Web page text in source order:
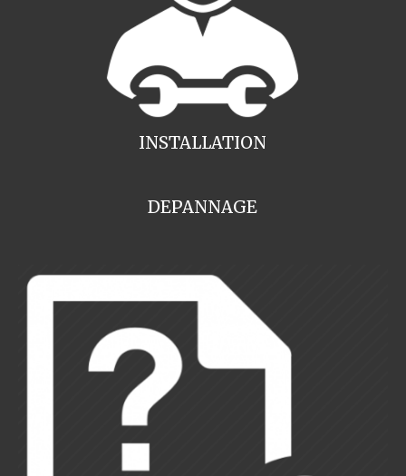
INSTALLATION
DEPANNAGE